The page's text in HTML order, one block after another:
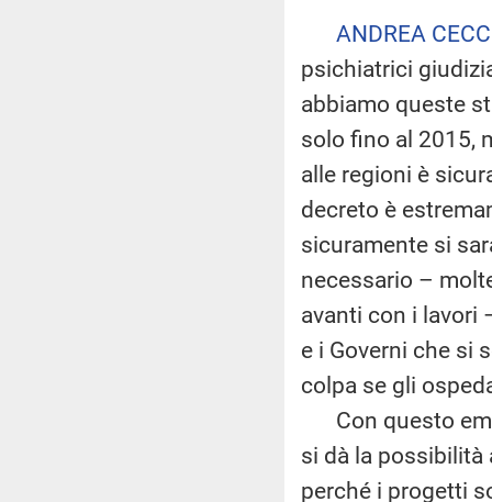
ANDREA
psichiatrici
abbiamo queste
solo fino al 2015,
alle regioni è
decreto è
sicuramente si
necessario –
avanti con i lavori
e i Governi che si
colpa se gli
Con questo
si dà la possibilità
perché i progetti